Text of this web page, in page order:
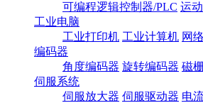
可编程逻辑控制器/PLC 运
工业电脑
工业打印机 工业计算机 网
编码器
角度编码器 旋转编码器 磁
伺服系统
伺服放大器 伺服驱动器 电